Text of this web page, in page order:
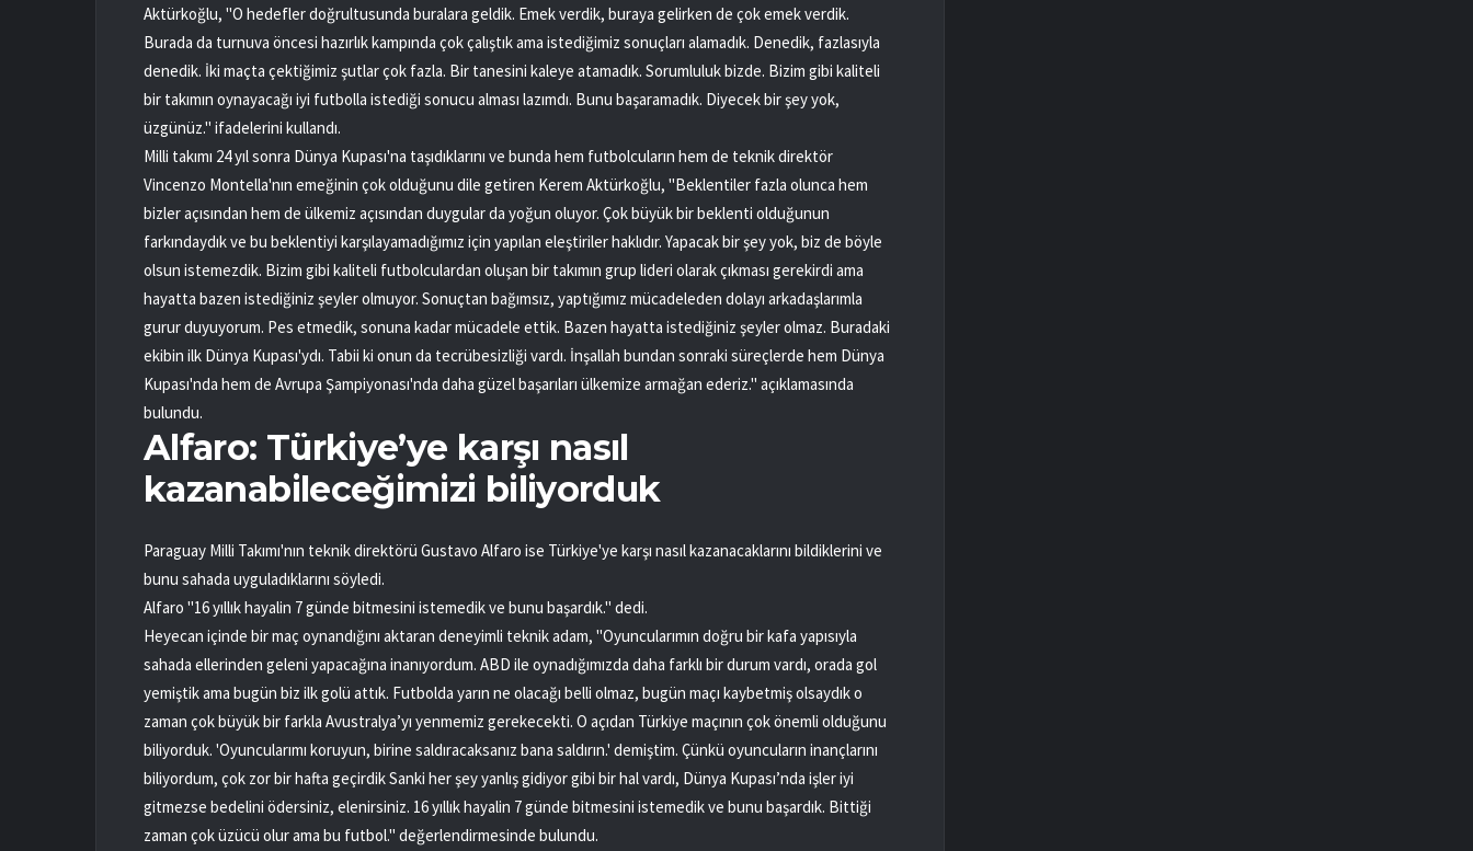
Aktürkoğlu, "O hedefler doğrultusunda buralara geldik. Emek verdik, buraya gelirken de çok emek verdik.
Burada da turnuva öncesi hazırlık kampında çok çalıştık ama istediğimiz sonuçları alamadık. Denedik, fazlasıyla
denedik. İki maçta çektiğimiz şutlar çok fazla. Bir tanesini kaleye atamadık. Sorumluluk bizde. Bizim gibi kaliteli
bir takımın oynayacağı iyi futbolla istediği sonucu alması lazımdı. Bunu başaramadık. Diyecek bir şey yok,
üzgünüz." ifadelerini kullandı.
Milli takımı 24 yıl sonra Dünya Kupası'na taşıdıklarını ve bunda hem futbolcuların hem de teknik direktör
Vincenzo Montella'nın emeğinin çok olduğunu dile getiren Kerem Aktürkoğlu, "Beklentiler fazla olunca hem
bizler açısından hem de ülkemiz açısından duygular da yoğun oluyor. Çok büyük bir beklenti olduğunun
farkındaydık ve bu beklentiyi karşılayamadığımız için yapılan eleştiriler haklıdır. Yapacak bir şey yok, biz de böyle
olsun istemezdik. Bizim gibi kaliteli futbolculardan oluşan bir takımın grup lideri olarak çıkması gerekirdi ama
hayatta bazen istediğiniz şeyler olmuyor. Sonuçtan bağımsız, yaptığımız mücadeleden dolayı arkadaşlarımla
gurur duyuyorum. Pes etmedik, sonuna kadar mücadele ettik. Bazen hayatta istediğiniz şeyler olmaz. Buradaki
ekibin ilk Dünya Kupası'ydı. Tabii ki onun da tecrübesizliği vardı. İnşallah bundan sonraki süreçlerde hem Dünya
Kupası'nda hem de Avrupa Şampiyonası'nda daha güzel başarıları ülkemize armağan ederiz." açıklamasında
bulundu.
Alfaro: Türkiye’ye karşı nasıl
kazanabileceğimizi biliyorduk
Paraguay Milli Takımı'nın teknik direktörü Gustavo Alfaro ise Türkiye'ye karşı nasıl kazanacaklarını bildiklerini ve
bunu sahada uyguladıklarını söyledi.
Alfaro "16 yıllık hayalin 7 günde bitmesini istemedik ve bunu başardık." dedi.
Heyecan içinde bir maç oynandığını aktaran deneyimli teknik adam, "Oyuncularımın doğru bir kafa yapısıyla
sahada ellerinden geleni yapacağına inanıyordum. ABD ile oynadığımızda daha farklı bir durum vardı, orada gol
yemiştik ama bugün biz ilk golü attık. Futbolda yarın ne olacağı belli olmaz, bugün maçı kaybetmiş olsaydık o
zaman çok büyük bir farkla Avustralya’yı yenmemiz gerekecekti. O açıdan Türkiye maçının çok önemli olduğunu
biliyorduk. 'Oyuncularımı koruyun, birine saldıracaksanız bana saldırın.' demiştim. Çünkü oyuncuların inançlarını
biliyordum, çok zor bir hafta geçirdik Sanki her şey yanlış gidiyor gibi bir hal vardı, Dünya Kupası’nda işler iyi
gitmezse bedelini ödersiniz, elenirsiniz. 16 yıllık hayalin 7 günde bitmesini istemedik ve bunu başardık. Bittiği
zaman çok üzücü olur ama bu futbol." değerlendirmesinde bulundu.